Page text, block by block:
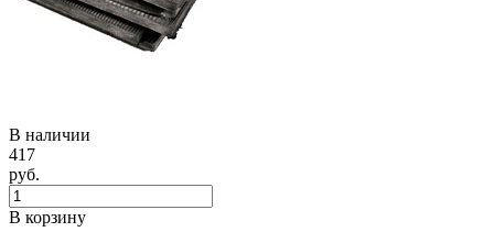
В наличии
417
руб.
В корзину